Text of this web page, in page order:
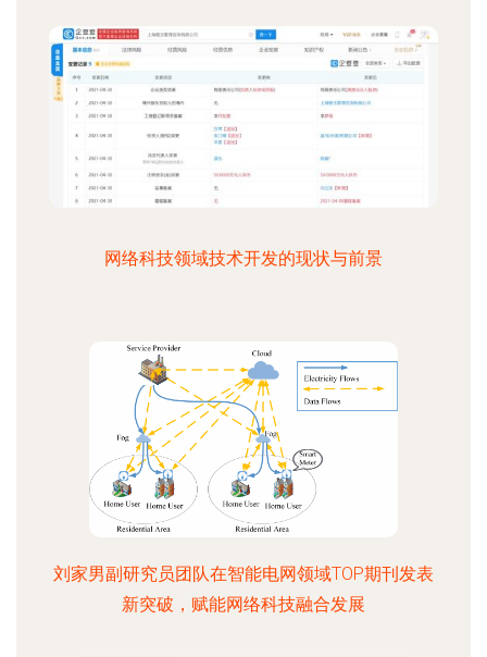
网络科技领域技术开发的现状与前景
刘家男副研究员团队在智能电网领域TOP期刊发表
新突破，赋能网络科技融合发展